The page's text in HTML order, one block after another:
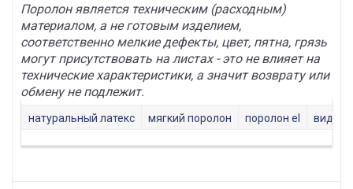
Поролон является техническим (расходным)
материалом, а не готовым изделием,
соответственно мелкие дефекты, цвет, пятна, грязь
могут присутствовать на листах - это не влияет на
технические характеристики, а значит возврату или
обмену не подлежит.
натуральный латекс мягкий поролон поролон el виды